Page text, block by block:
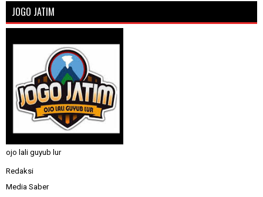
JOGO JATIM
ojo lali guyub lur
Redaksi
Media Saber